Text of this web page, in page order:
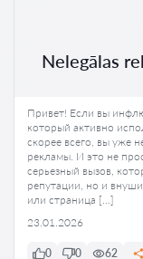
Nelegālas
Привет! Если вы
который активно
скорее всего, вы уже
рекламы. И это не
серьезный вызов,
репутации, но и
или страница […]
23.01.2026
0 0 62